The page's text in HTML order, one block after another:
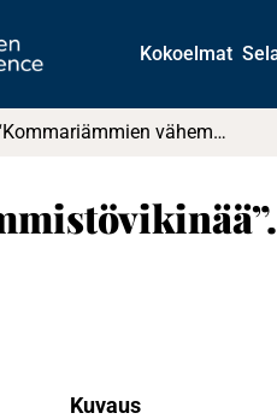
Kokoelmat
“Kommariämmien vähemmistövikinää”. Nimittelyn suhde vihapuheeseen ja syrjintään
Kuvaus